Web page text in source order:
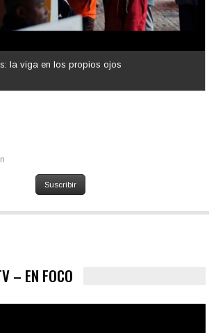
la espalda a Trump
– EN FOCO